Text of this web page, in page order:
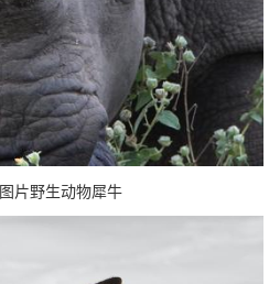
片野生动物犀牛